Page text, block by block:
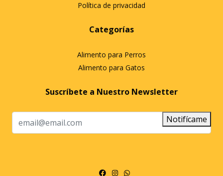
Política de privacidad
Categorías
Alimento para Perros
Alimento para Gatos
Suscríbete a Nuestro Newsletter
Notifícame